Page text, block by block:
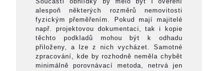
alespoň některých rozměrů nemovitosti
fyzickým přeměřením. Pokud mají majitelé
např. projektovou dokumentaci, tak i kopie
těchto podkladů mohou být k odhadu
přiloženy, a lze z nich vycházet. Samotné
zpracování, kde by rozhodně neměla chybět
minimálně porovnávací metoda, netrvá jen